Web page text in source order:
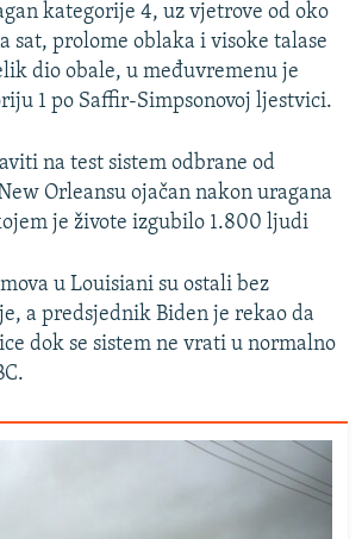
kategorije 4, uz vjetrove od oko
sat, prolome oblaka i visoke talase
dio obale, u međuvremenu je
1 po Saffir-Simpsonovoj ljestvici.
na test sistem odbrane od
Orleansu ojačan nakon uragana
je živote izgubilo 1.800 ljudi
u Louisiani su ostali bez
a predsjednik Biden je rekao da
dok se sistem ne vrati u normalno